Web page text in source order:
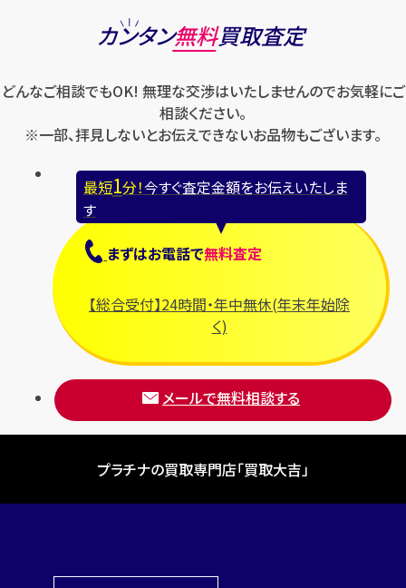
スウォッチ
ゼニス
セリーヌ
ハリー・ウィンストン
フェラガモ
フェンディ
ブライトリング
プラダ
フランク ミュラー
ブレゲ
ロエベ
ロンジン
カンタン無料買取査定
どんなご相談でもOK! 無理な交渉はいたしませんのでお気軽にご
相談ください。
※一部、拝見しないとお伝えできないお品物もございます。
最短1分！今すぐ査定金額をお伝えいたしま
す
まずはお電話で無料査定
【総合受付】24時間・年中無休(年末年始除
く)
メールで無料相談する
プラチナの買取専門店「買取大吉」